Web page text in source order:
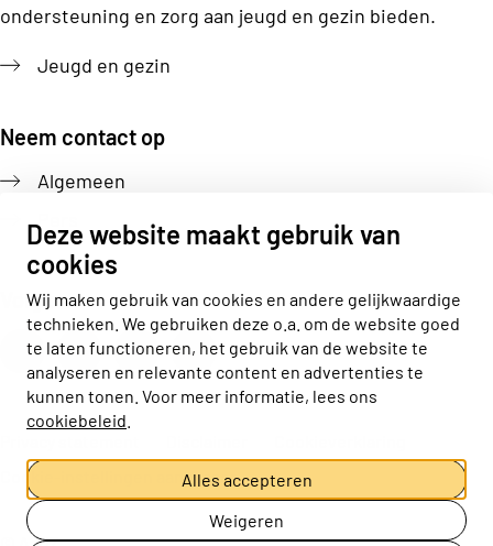
Deze website maakt gebruik van
cookies
Wij maken gebruik van cookies en andere gelijkwaardige
technieken. We gebruiken deze o.a. om de website goed
te laten functioneren, het gebruik van de website te
analyseren en relevante content en advertenties te
kunnen tonen. Voor meer informatie, lees ons
cookiebeleid
Alles accepteren
Weigeren
ondersteuning en zorg aan jeugd en gezin bieden.
Jeugd en gezin
Neem contact op
Algemeen
Pers
Volg ons
Actiz linkedin
Actiz instagram
Actiz youtube
Actiz facebook
Cookie-instellingen aanpassen